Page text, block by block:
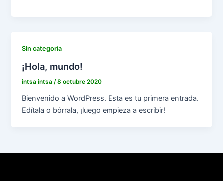
Sin categoría
¡Hola, mundo!
intsa intsa/8 octubre 2020
Bienvenido a WordPress. Esta es tu primera entrada.
Edítala o bórrala, ¡luego empieza a escribir!